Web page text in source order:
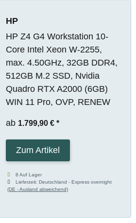
HP
HP Z4 G4 Workstation 10-
Core Intel Xeon W-2255,
max. 4.50GHz, 32GB DDR4,
512GB M.2 SSD, Nvidia
Quadro RTX A2000 (6GB)
WIN 11 Pro, OVP, RENEW
ab 1.799,90 € *
Zum Artikel
8 Auf Lager
Lieferzeit:Deutschland - Express overnight
(DE - Ausland abweichend)